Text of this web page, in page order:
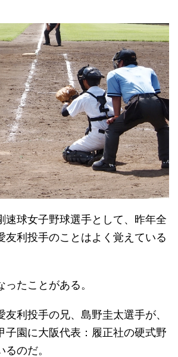
速球女子野球選手として、昨年全
友利投手のことはよく覚えている
たことがある。
友利投手の兄、島野圭太選手が、
子園に大阪代表：履正社の硬式野
のだ。